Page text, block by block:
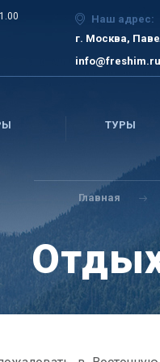
Наш адрес:
г. Москва,
info@freshim.ru
ТУРЫ
Главная